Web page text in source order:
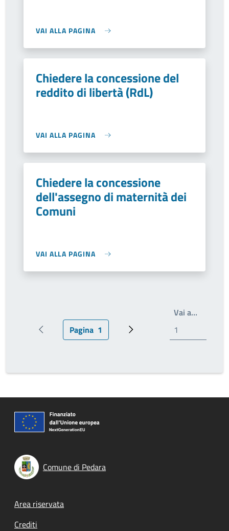
VAI ALLA PAGINA
Chiedere la concessione del
reddito di libertà (RdL)
VAI ALLA PAGINA
Chiedere la concessione
dell'assegno di maternità dei
Comuni
VAI ALLA PAGINA
Pagina precedentePagina attuale
Pagina 1 Pagina successiva
Vai a…
Comune di Pedara
Footer menu
Area riservata
Crediti